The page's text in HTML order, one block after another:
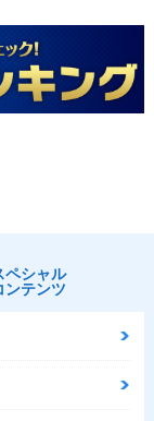
ペシャル
ンテンツ